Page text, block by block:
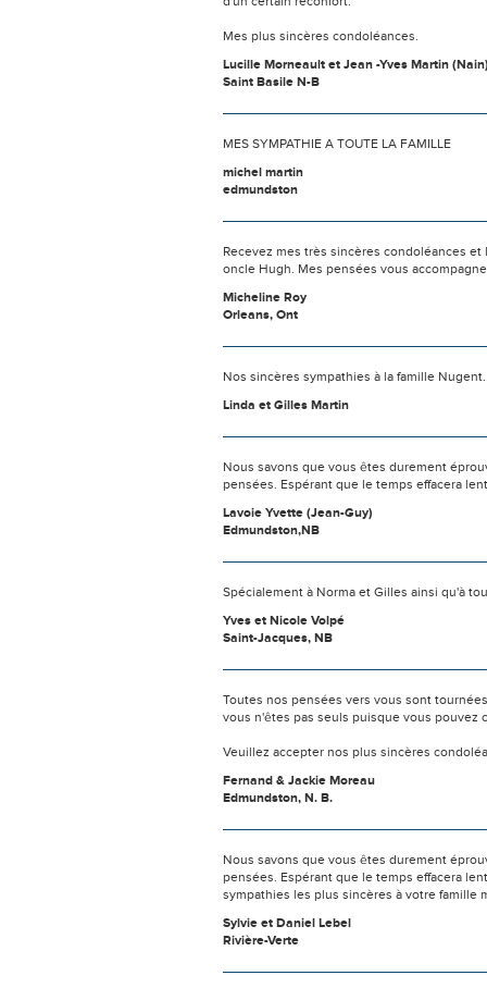
Mes plus sincères condoléances.
Lucille Morneault et Jean -Yves Martin
Saint Basile N-B
MES SYMPATHIE A TOUTE LA FAMILLE
michel martin
edmundston
Recevez mes très sincères condoléances
oncle Hugh. Mes pensées vous
Micheline Roy
Orleans, Ont
Nos sincères sympathies à la famille
Linda et Gilles Martin
Nous savons que vous êtes durement
pensées. Espérant que le temps effacera
Lavoie Yvette (Jean-Guy)
Edmundston,NB
Spécialement à Norma et Gilles ainsi qu'à
Yves et Nicole Volpé
Saint-Jacques, NB
Toutes nos pensées vers vous sont
vous n'êtes pas seuls puisque vous pouvez
Veuillez accepter nos plus sincères
Fernand & Jackie Moreau
Edmundston, N. B.
Nous savons que vous êtes durement
pensées. Espérant que le temps effacera
sympathies les plus sincères à votre famille
Sylvie et Daniel Lebel
Rivière-Verte